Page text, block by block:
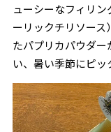
ューシーなフィリ
ーリックチリソー
たパプリカパウダ
い、暑い季節にピッ